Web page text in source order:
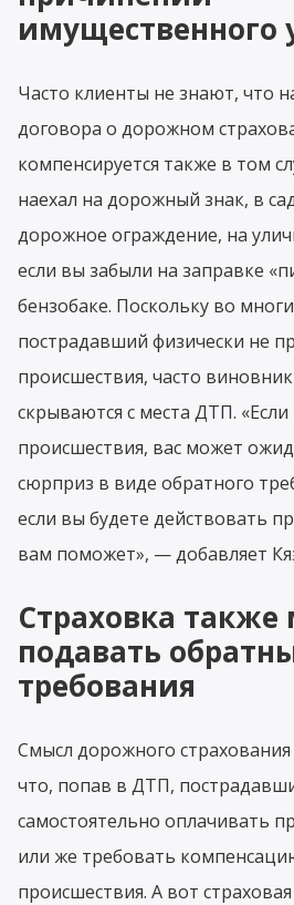
имущественного
Часто клиенты не знают, что
договора о дорожном
компенсируется также в том
наехал на дорожный знак, в
дорожное ограждение, на
если вы забыли на заправке
бензобаке. Поскольку во
пострадавший физически не
происшествия, часто
скрываются с места ДТП.
происшествия, вас может
сюрприз в виде обратного
если вы будете действовать
вам поможет», — добавляет
Страховка
подавать
требования
Смысл дорожного
что, попав в ДТП,
самостоятельно оплачивать
или же требовать
происшествия. А вот